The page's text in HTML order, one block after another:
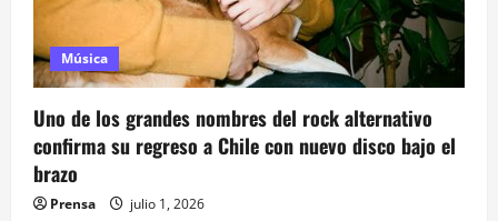
Música
Uno de los grandes nombres del rock alternativo
confirma su regreso a Chile con nuevo disco bajo el
brazo
Prensa julio 1, 2026